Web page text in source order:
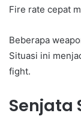
Fire rate cepat
Beberapa
Situasi ini
fight.
Senjata